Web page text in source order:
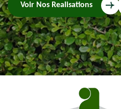
Voir Nos Realisations